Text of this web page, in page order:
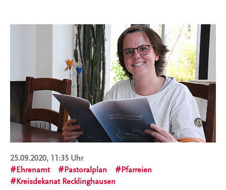
25.09.2020, 11:35 Uhr
Ehrenamt
Pastoralplan
Pfarreien
Kreisdekanat Recklinghausen